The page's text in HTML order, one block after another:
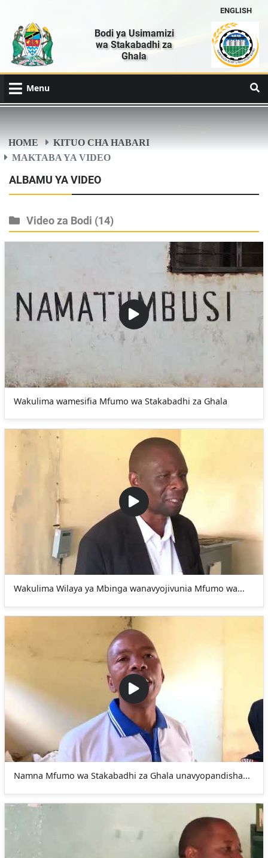
ENGLISH
Bodi ya Usimamizi
wa Stakabadhi za
Ghala
Menu
HOME
KITUO CHA HABARI
MAKTABA YA VIDEO
ALBAMU YA VIDEO
Video za Bodi (14)
Wakulima wamesifia Mfumo wa Stakabadhi za Ghala
Wakulima Wilaya ya Mbinga wanavyojivunia Mfumo wa...
Namna Mfumo wa Stakabadhi za Ghala unavyopandisha...